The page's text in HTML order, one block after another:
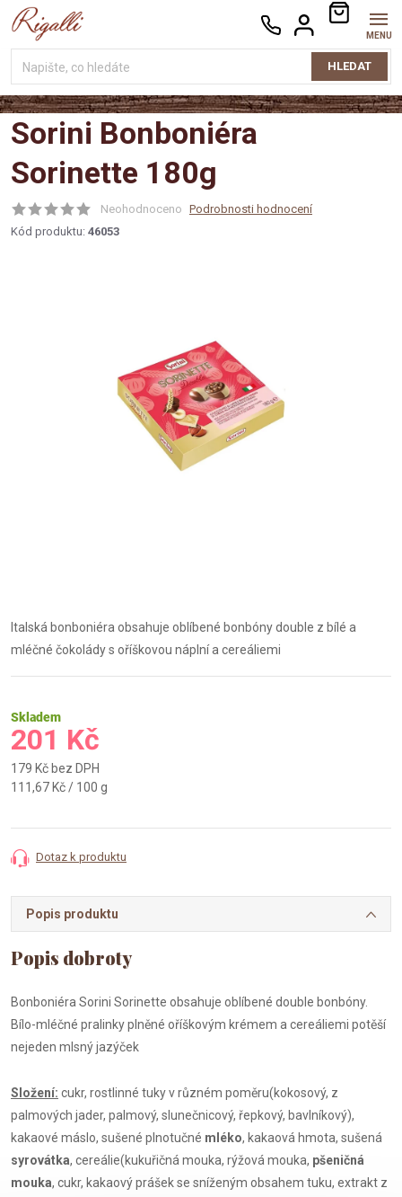
Přejít
na
HLEDAT
NÁKUPNÍ
KOŠÍK
Sorini Bonboniéra
Sorinette 180g
Neohodnoceno Podrobnosti hodnocení
Kód produktu: 46053
Italská bonboniéra obsahuje oblíbené bonbóny double z bílé a
mléčné čokolády s oříškovou náplní a cereáliemi
Skladem
201 Kč
179 Kč bez DPH
Měrná
111,67 Kč / 100 g
Dotaz k produktu
Popis produktu
Bonboniéra Sorini Sorinette obsahuje oblíbené double bonbóny.
Bílo-mléčné pralinky plněné oříškovým krémem a cereáliemi potěší
nejeden mlsný jazýček
Složení: cukr, rostlinné tuky v různém poměru(kokosový, z
palmových jader, palmový, slunečnicový, řepkový, bavlníkový),
kakaové máslo, sušené plnotučné mléko, kakaová hmota, sušená
syrovátka, cereálie(kukuřičná mouka, rýžová mouka, pšeničná
mouka, cukr, kakaový prášek se sníženým obsahem tuku, extrakt z